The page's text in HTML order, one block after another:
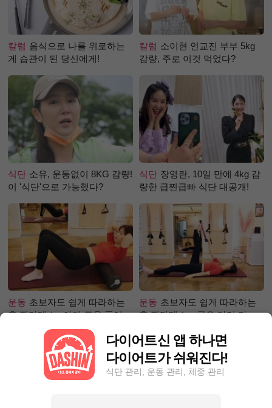
칼럼 음식으로 나를 위로하는
게 습관이 된 당신에게!
칼럼 소이현 인교진 부부 5kg
감량, 주로 이것 먹었다?
식단 소유, 운동없이 8KG 감량!
이 '식단'으로 가능했다?
식단 장영란, 10일 만에 4kg 감
량한 급찐급빠 식단 대공개!
운동 초보자도 쉽게 따라하는
홈 필라테스 –어깨 근육 풀어주
운동 초보자도 쉽게 따라하는
홈 필라테스 – 곧은 다리 라인
다이어트신 앱 하나면
다이어트가 쉬워진다!
식단 관리, 운동 관리, 체중 관리